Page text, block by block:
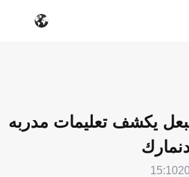
يكشف تعليمات مدربه
15:10